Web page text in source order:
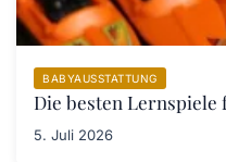
BABYAUSSTATTUNG
Die besten Lernspiele
5. Juli 2026